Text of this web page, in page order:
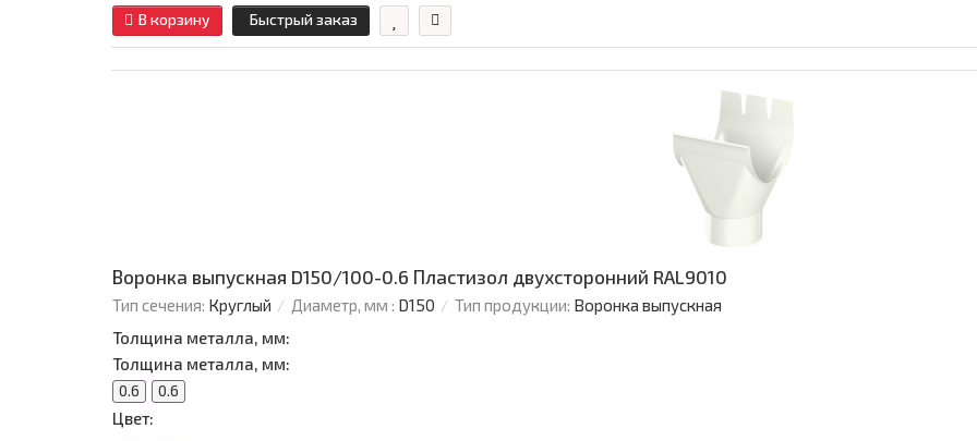
В корзину Быстрый заказ
Воронка выпускная D150/100-0.6 Пластизол двухсторонний RAL9010
Тип сечения: Круглый Диаметр, мм : D150 Тип продукции: Воронка выпускная
Толщина металла, мм:
Толщина металла, мм:
0.6 0.6
Цвет: